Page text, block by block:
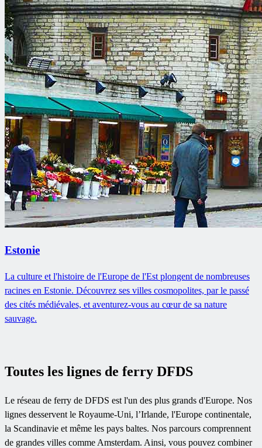
Estonie
La culture et l'histoire de l'Europe de l'Est plongent de nombreuses
racines en Estonie. Découvrez ses villes cosmopolites, par le passé
des cités médiévales, et aventurez-vous au cœur de sa nature
sauvage.
Toutes les lignes de ferry DFDS
Le réseau de ferry de DFDS est l'un des plus grands d'Europe. Nos
lignes desservent le Royaume-Uni, l’Irlande, l'Europe continentale,
la Scandinavie et même les pays baltes. Nos parcours comprennent
de grandes villes comme Amsterdam. Ainsi, vous pouvez combiner